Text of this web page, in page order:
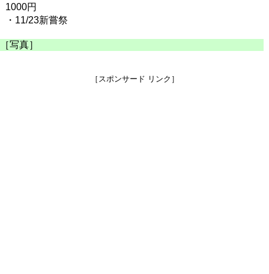
1000円
・11/23新嘗祭
［写真］
［スポンサード リンク］